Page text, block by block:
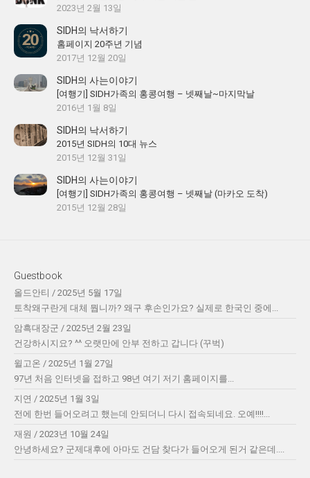
2023년 2월 13일
SIDH의 낙서하기
홈페이지 20주년 기념
2017년 12월 20일
SIDH의 사는이야기
[여행기] SIDH가족의 홍콩여행 – 넷째날~마지막날
2016년 1월 8일
SIDH의 낙서하기
2015년 SIDH의 10대 뉴스
2015년 12월 31일
SIDH의 사는이야기
[여행기] SIDH가족의 홍콩여행 – 넷째날 (마카오 도착)
2015년 12월 28일
Guestbook
올드안티 / 2025년 5월 17일
토착왜구란게 대체 뭡니까? 왜구 후손인가요? 실제로 한국인 중에...
암흑대장군 / 2025년 2월 23일
건강하시지요? ^^ 오랫만에 안부 전하고 갑니다 (꾸벅)
윌고온 / 2025년 1월 27일
97년 처음 인터넷을 접하고 98년 여기 저기 홈페이지를...
지연 / 2025년 1월 3일
전에 한번 들어오려고 했는데 안되더니 다시 접속되네요. 오예!!!!...
재원 / 2023년 10월 24일
안녕하세요? 군제대후에 아마도 건담 찾다가 들어오게 된거 같은데....